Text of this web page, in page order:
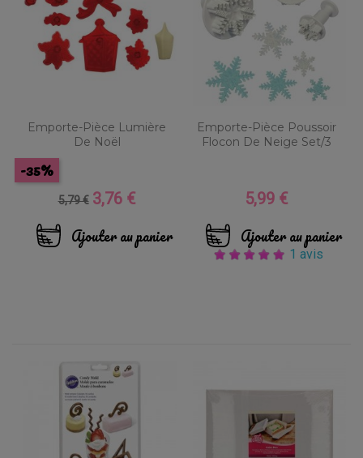
Emporte-Pièce Lumière
De Noël
Prix
base
5,79 €
-35%
Prix
3,76 €
Ajouter au panier
Emporte-Pièce Poussoir
Flocon De Neige Set/3
Prix
5,99 €
Ajouter au panier
1 avis